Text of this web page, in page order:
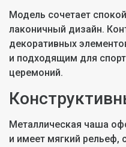
Модель сочетает
лаконичный дизайн.
декоративных
и подходящим для
церемоний.
Металлическая чаша
и имеет мягкий